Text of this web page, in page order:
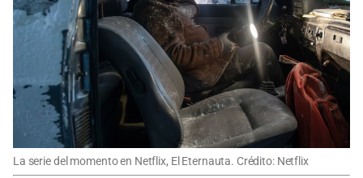
La serie del momento en Netflix, El Eternauta. Crédito: Netflix